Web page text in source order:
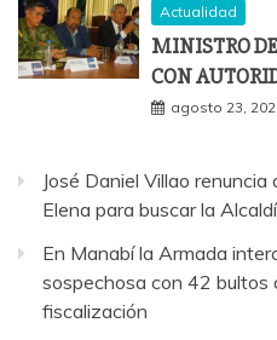
Actualidad
MINISTRO
CON
agosto 23,
José Daniel Villao
Elena para buscar la
En Manabí la Armada
sospechosa con 42 bultos
fiscalización